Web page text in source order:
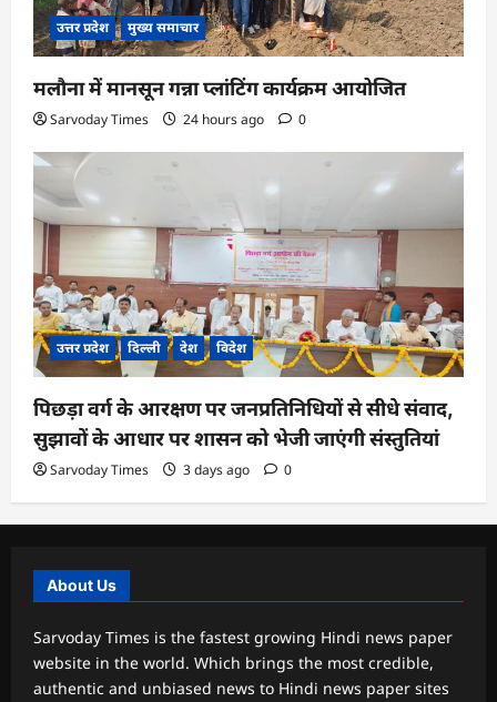
उत्तर प्रदेश मुख्य समाचार
मलौना में मानसून गन्ना प्लांटिंग कार्यक्रम आयोजित
Sarvoday Times 24 hours ago 0
उत्तर प्रदेश दिल्ली देश विदेश
पिछड़ा वर्ग के आरक्षण पर जनप्रतिनिधियों से सीधे संवाद,
सुझावों के आधार पर शासन को भेजी जाएंगी संस्तुतियां
Sarvoday Times 3 days ago 0
About Us
Sarvoday Times is the fastest growing Hindi news paper
website in the world. Which brings the most credible,
authentic and unbiased news to Hindi news paper sites